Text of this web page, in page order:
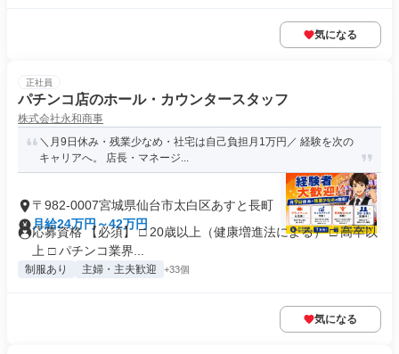
気になる
正社員
パチンコ店のホール・カウンタースタッフ
株式会社永和商事
＼月9日休み・残業少なめ・社宅は自己負担月1万円／ 経験を次の
キャリアへ。 店長・マネージ...
〒982-0007宮城県仙台市太白区あすと長町
月給24万円～42万円
応募資格 【必須】 □ 20歳以上（健康増進法による） □ 高卒以
上 □ パチンコ業界...
制服あり 主婦・主夫歓迎 +33個
気になる